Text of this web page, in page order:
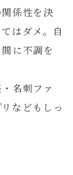
係性を決
はダメ。自
に不調を
名刺ファ
などもしっ